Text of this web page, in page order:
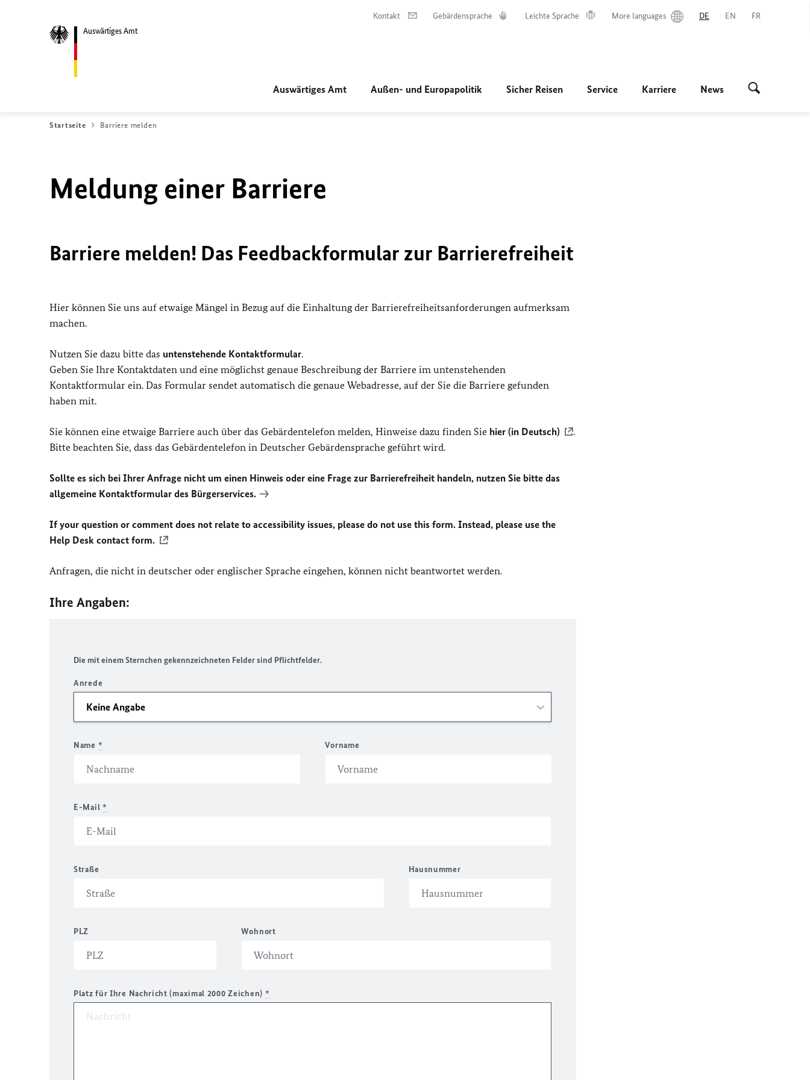
Auswärtiges Amt
Kontakt Gebärdensprache Leichte Sprache More languages DE EN FR
Auswärtiges Amt Außen- und Europapolitik Sicher Reisen Service Karriere News
Startseite Barriere melden
Meldung einer Barriere
Barriere melden! Das Feedbackformular zur Barrierefreiheit
Hier können Sie uns auf etwaige Mängel in Bezug auf die Einhaltung der Barrierefreiheitsanforderungen aufmerksam
machen.
Nutzen Sie dazu bitte das untenstehende Kontaktformular.
Geben Sie Ihre Kontaktdaten und eine möglichst genaue Beschreibung der Barriere im untenstehenden
Kontaktformular ein. Das Formular sendet automatisch die genaue Webadresse, auf der Sie die Barriere gefunden
haben mit.
Sie können eine etwaige Barriere auch über das Gebärdentelefon melden, Hinweise dazu finden Sie hier (in Deutsch)
.
Bitte beachten Sie, dass das Gebärdentelefon in Deutscher Gebärdensprache geführt wird.
Sollte es sich bei Ihrer Anfrage nicht um einen Hinweis oder eine Frage zur Barrierefreiheit handeln, nutzen Sie bitte das
allgemeine Kontaktformular des Bürgerservices.
If your question or comment does not relate to accessibility issues, please do not use this form. Instead, please use the
Help Desk contact form.
Anfragen, die nicht in deutscher oder englischer Sprache eingehen, können nicht beantwortet werden.
Ihre Angaben:
Die mit einem Sternchen gekennzeichneten Felder sind Pflichtfelder.
Anrede
Name * Vorname
E-Mail *
Straße Hausnummer
PLZ Wohnort
Platz für Ihre Nachricht (maximal 2000 Zeichen) *